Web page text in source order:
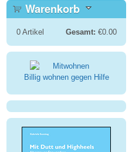
Warenkorb
0Artikel Gesamt: €0.00
Billig wohnen gegen Hilfe